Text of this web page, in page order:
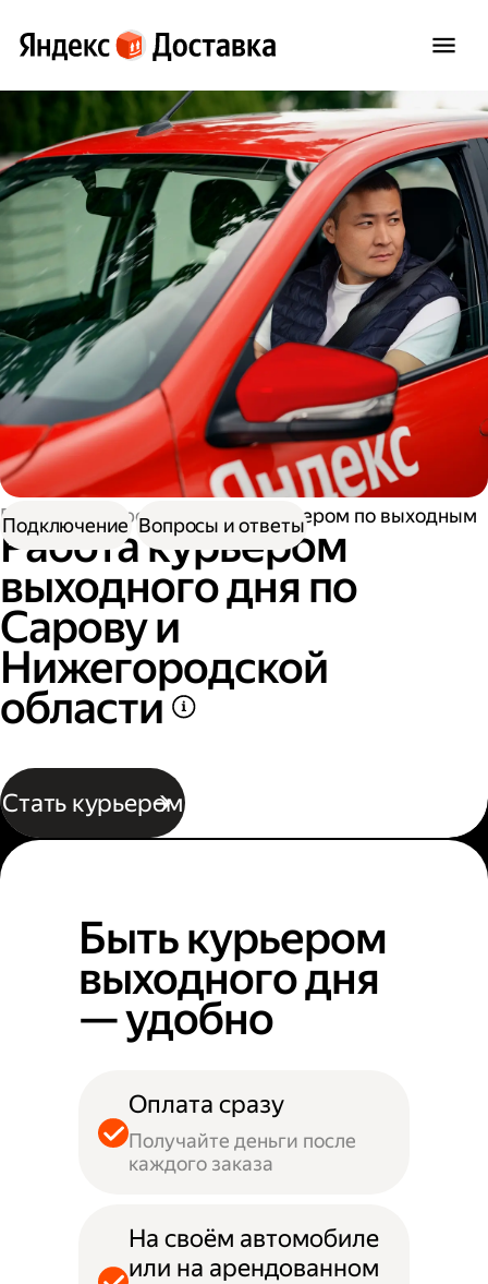
Работа курьером Работа курьером по выходным
Работа курьером
выходного дня по
Сарову и
Нижегородской
области
Стать курьером
Подключение Вопросы и ответы
Быть курьером
выходного дня
— удобно
Оплата сразу
Получайте деньги после
каждого заказа
На своём автомобиле
или на арендованном